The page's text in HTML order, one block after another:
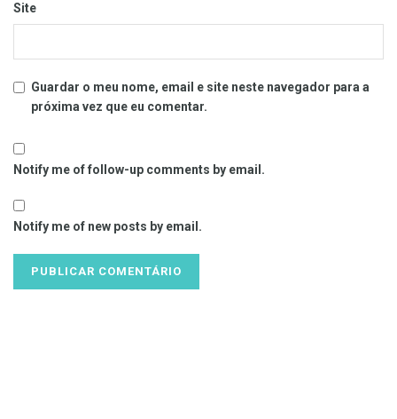
Site
Guardar o meu nome, email e site neste navegador para a
próxima vez que eu comentar.
Notify me of follow-up comments by email.
Notify me of new posts by email.